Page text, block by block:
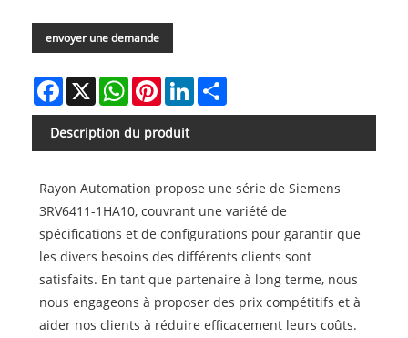
envoyer une demande
Facebook
X WhatsAppPinterestLinkedIn
Description du produit
Rayon Automation propose une série de Siemens
3RV6411-1HA10, couvrant une variété de
spécifications et de configurations pour garantir que
les divers besoins des différents clients sont
satisfaits. En tant que partenaire à long terme, nous
nous engageons à proposer des prix compétitifs et à
aider nos clients à réduire efficacement leurs coûts.